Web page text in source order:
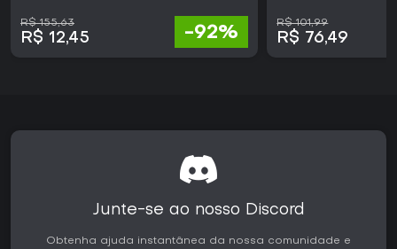
R$ 155,63
R$ 12,45 -92%
R$ 101,99
R$ 76,49
Junte-se ao nosso Discord
Obtenha ajuda instantânea da nossa comunidade e